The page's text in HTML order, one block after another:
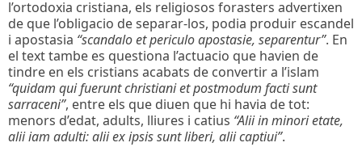
l’ortodoxia cristiana, els religiosos forasters advertixen
de que l’obligacio de separar-los, podia produir escandel
i apostasia “scandalo et periculo apostasie, separentur”. En
el text tambe es questiona l’actuacio que havien de
tindre en els cristians acabats de convertir a l’islam
“quidam qui fuerunt christiani et postmodum facti sunt
sarraceni”, entre els que diuen que hi havia de tot:
menors d’edat, adults, lliures i catius “Alii in minori etate,
alii iam adulti: alii ex ipsis sunt liberi, alii captiui”.